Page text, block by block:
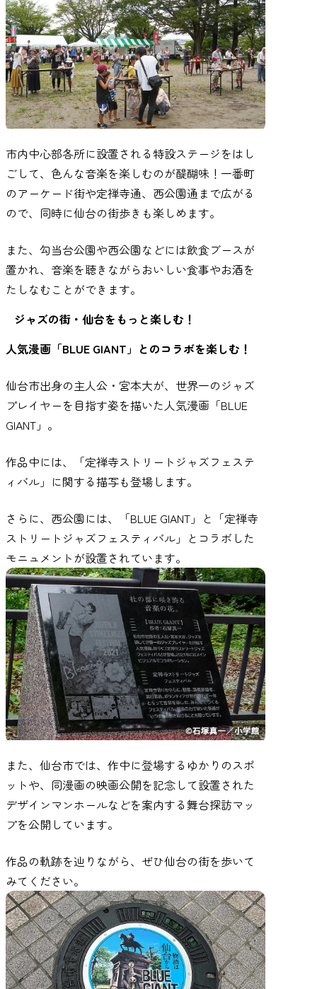
市内中心部各所に設置される特設ステージをはし
ごして、色んな音楽を楽しむのが醍醐味！一番町
のアーケード街や定禅寺通、西公園通まで広がる
ので、同時に仙台の街歩きも楽しめます。
また、勾当台公園や西公園などには飲食ブースが
置かれ、音楽を聴きながらおいしい食事やお酒を
たしなむことができます。
ジャズの街・仙台をもっと楽しむ！
人気漫画「BLUE GIANT」とのコラボを楽しむ！
仙台市出身の主人公・宮本大が、世界一のジャズ
プレイヤーを目指す姿を描いた人気漫画「BLUE
GIANT」。
作品中には、「定禅寺ストリートジャズフェステ
ィバル」に関する描写も登場します。
さらに、西公園には、「BLUE GIANT」と「定禅寺
ストリートジャズフェスティバル」とコラボした
モニュメントが設置されています。
また、仙台市では、作中に登場するゆかりのスポ
ットや、同漫画の映画公開を記念して設置された
デザインマンホールなどを案内する舞台探訪マッ
プを公開しています。
作品の軌跡を辿りながら、ぜひ仙台の街を歩いて
みてください。